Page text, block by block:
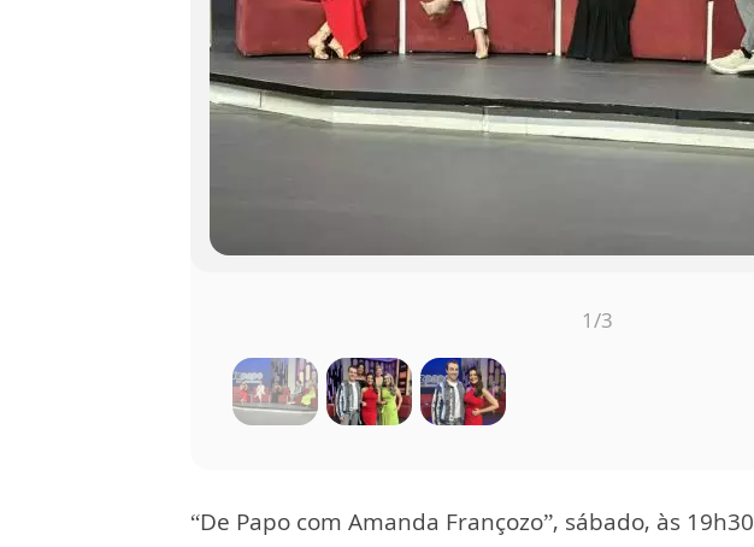
1/3
“De Papo com Amanda Françozo”, sábado, às 19h30